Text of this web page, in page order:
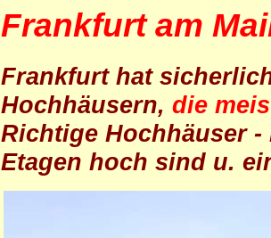
Frankfurt am
Frankfurt hat
Hochhäusern, die
Richtige Hochhäuser
Etagen hoch sind u.